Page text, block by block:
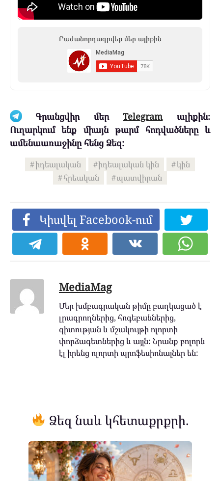
Բաժանորդագրվեք մեր ալիքին
Գրանցվիր մերTelegramալիքին։
Ուղարկում ենք միայն թարմ հոդվածները և
ամենաառաջինը հենց Ձեզ:
իդեալական իդեալական կին
կին
հրեական
պատվիրան
Կիսվել Facebook-ում
MediaMag
Մեր խմբագրական թիմը բաղկացած է
լրագրողներից, հոգեբաններից,
գիտության և մշակույթի ոլորտի
փորձագետներից և այլն: Նրանք բոլորն
էլ իրենց ոլորտի պրոֆեսիոնալներ են:
Ձեզ նաև կհետաքրքրի.